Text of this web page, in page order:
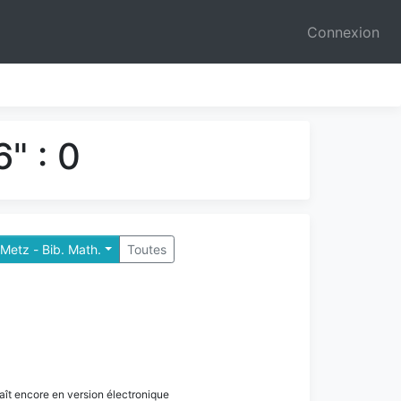
Connexion
: 0
- Bib. Math. Toutes
encore en version électronique